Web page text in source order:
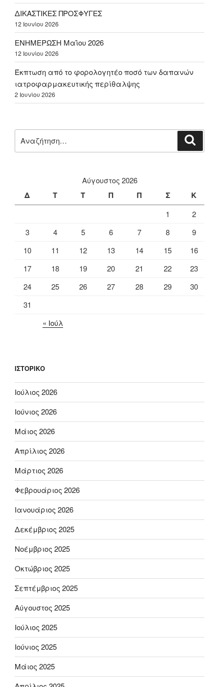
ΔΙΚΑΣΤΙΚΕΣ ΠΡΟΣΦΥΓΕΣ
12 Ιουνίου 2026
ΕΝΗΜΕΡΩΣΗ Μαΐου 2026
12 Ιουνίου 2026
Έκπτωση από το φορολογητέο ποσό των δαπανών
ιατροφαρμακευτικής περίθαλψης
2 Ιουνίου 2026
για:
Αύγουστος 2026
Δ Τ Τ Π Π Σ Κ
1
2
3
4 5 6 7 8
9
10
11 12 13 14 15
16
17
18 19 20 21 22
23
24
25 26 27 28 29
30
31
« Ιούλ
ΙΣΤΟΡΙΚΌ
Ιούλιος 2026
Ιούνιος 2026
Μάιος 2026
Απρίλιος 2026
Μάρτιος 2026
Φεβρουάριος 2026
Ιανουάριος 2026
Δεκέμβριος 2025
Νοέμβριος 2025
Οκτώβριος 2025
Σεπτέμβριος 2025
Αύγουστος 2025
Ιούλιος 2025
Ιούνιος 2025
Μάιος 2025